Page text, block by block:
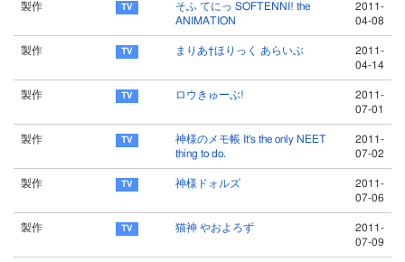
製作
そふ てにっ SOFTENNI! the
ANIMATION
2011-
04-08
製作 まりあ†ほりっく あらいぶ
2011-
04-14
製作 ロウきゅーぶ!
2011-
07-01
製作
神様のメモ帳 It's the only NEET
thing to do.
2011-
07-02
製作 神様ドォルズ
2011-
07-06
製作 猫神 やおよろず
2011-
07-09